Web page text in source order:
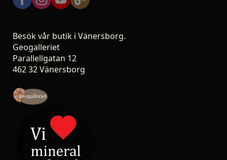
Besök vår butik i Vänersborg.
Geogalleriet
Parallellgatan 12
462 32 Vänersborg